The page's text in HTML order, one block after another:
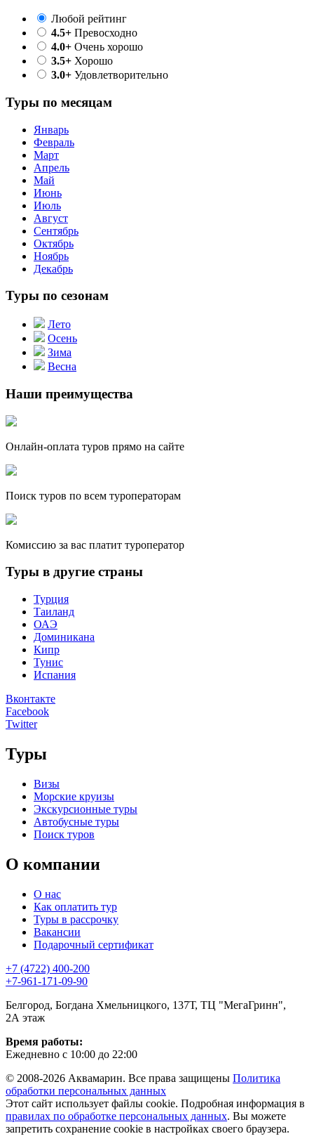
Любой рейтинг
4.5+ Превосходно
4.0+ Очень хорошо
3.5+ Хорошо
3.0+ Удовлетворительно
Туры по месяцам
Январь
Февраль
Март
Апрель
Май
Июнь
Июль
Август
Сентябрь
Октябрь
Ноябрь
Декабрь
Туры по сезонам
Лето
Осень
Зима
Весна
Наши преимущества
Онлайн-оплата туров прямо на сайте
Поиск туров по всем туроператорам
Комиссию за вас платит туроператор
Туры в другие страны
Турция
Таиланд
ОАЭ
Доминикана
Кипр
Тунис
Испания
Вконтакте
Facebook
Twitter
Туры
Визы
Морские круизы
Экскурсионные туры
Автобусные туры
Поиск туров
О компании
О нас
Как оплатить тур
Туры в рассрочку
Вакансии
Подарочный сертификат
+7 (4722) 400-200
+7-961-171-09-90
Белгород, Богдана Хмельницкого, 137Т, ТЦ "МегаГринн",
2А этаж
Время работы:
Ежедневно с 10:00 до 22:00
© 2008-2026 Аквамарин. Все права защищены Политика
обработки персональных данных
Этот сайт использует файлы cookie. Подробная информация в
правилах по обработке персональных данных. Вы можете
запретить сохранение cookie в настройках своего браузера.